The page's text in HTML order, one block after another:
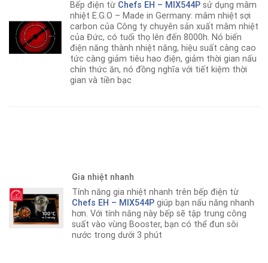
Bếp điện từ Chefs EH – MIX544P sử dụng mâm
nhiệt E.G.O – Made in Germany: mâm nhiệt sợi
carbon của Công ty chuyên sản xuất mâm nhiệt
của Đức, có tuổi thọ lên đến 8000h. Nó biến
điện năng thành nhiệt năng, hiệu suất càng cao
tức càng giảm tiêu hao điện, giảm thời gian nấu
chín thức ăn, nó đồng nghĩa với tiết kiệm thời
gian và tiền bạc
Gia nhiệt nhanh
Tính năng gia nhiệt nhanh trên bếp điện từ
Chefs EH – MIX544Pgiúp bạn nấu năng nhanh
hơn. Với tính năng này bếp sẽ tập trung công
suất vào vùng Booster, bạn có thể đun sôi
nước trong dưới 3 phút